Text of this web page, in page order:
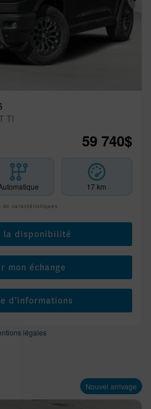
TI
59 740$
17 km
de caractéristiques
la disponibilité
mon échange
d'informations
légales
Nouvel arrivage